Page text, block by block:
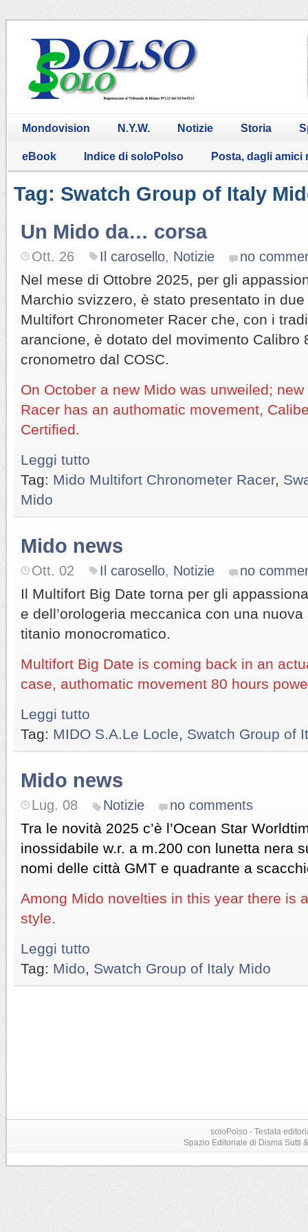
Mondovision N.Y.W. Notizie Storia
eBook Indice di soloPolso Posta, dagli amici
Tag: Swatch Group of Italy
Un Mido da… corsa
Ott. 26 Il carosello, Notizie no
Nel mese di Ottobre 2025, per gli
Marchio svizzero, è stato presentato in
Multifort Chronometer Racer che, con i
arancione, è dotato del movimento Calibro
cronometro dal COSC.
On October a new Mido was unweiled;
Racer has an authomatic movement,
Certified.
Leggi tutto
Tag: Mido Multifort Chronometer Racer,
Mido
Mido news
Ott. 02 Il carosello, Notizie no
Il Multifort Big Date torna per gli
e dell’orologeria meccanica con una
titanio monocromatico.
Multifort Big Date is coming back in an
case, authomatic movement 80 hours
Leggi tutto
Tag: MIDO S.A.Le Locle Swatch Group of
Mido news
Lug. 08 Notizie no comments
Tra le novità 2025 c’è l’Ocean Star
inossidabile w.r. a m.200 con lunetta nera
nomi delle città GMT e quadrante a
Among Mido novelties in this year there is
style.
Leggi tutto
Tag: Mido Swatch Group of Italy Mido
soloPolso - Testata
Spazio Editoriale di Disma Sutti